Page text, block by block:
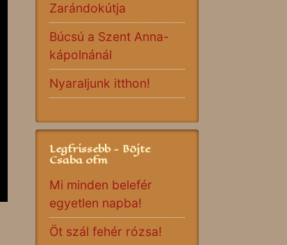
Zarándokútja
Búcsú a Szent Anna-
kápolnánál
Nyaraljunk itthon!
Legfrissebb - Böjte
Csaba ofm
Mi minden belefér
egyetlen napba!
Öt szál fehér rózsa!